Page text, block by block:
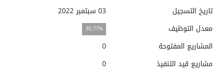
تاريخ التسجيل
03 سبتمبر 2022
معدل التوظيف
30.77%
المشاريع المفتوحة
0
مشاريع قيد التنفيذ
0